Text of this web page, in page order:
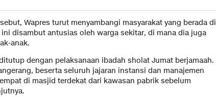
Wapres turut menyambangi masyarakat yang berada di
disambut antusias oleh warga sekitar, di mana dia juga
anak.
dengan pelaksanaan ibadah sholat Jumat berjamaah.
beserta seluruh jajaran instansi dan manajemen
di masjid terdekat dari kawasan pabrik sebelum